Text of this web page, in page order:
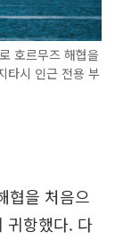
호르무즈 해협을
타시 인근 전용 부
협을 처음으
귀항했다. 다